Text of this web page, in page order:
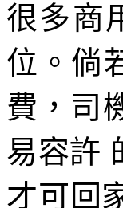
很多商
位。倘
費，司
易容許
才可回